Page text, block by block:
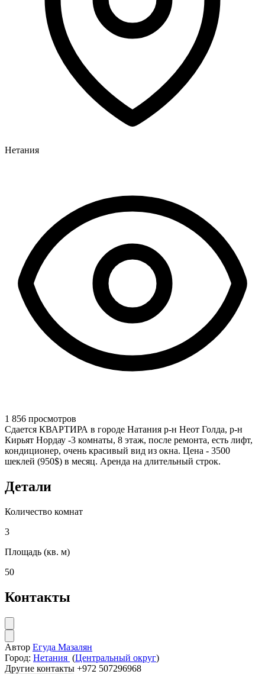
Нетания
1 856 просмотров
Сдается КВАРТИРА в городе Натания р-н Неот Голда, р-н
Кирьят Нордау -3 комнаты, 8 этаж, после ремонта, есть лифт,
кондиционер, очень красивый вид из окна. Цена - 3500
шеклей (950$) в месяц. Аренда на длительный строк.
Детали
Количество комнат
3
Площадь (кв. м)
50
Контакты
Автор Егуда Мазалян
Город: Нетания (Центральный округ)
Другие контакты +972 507296968